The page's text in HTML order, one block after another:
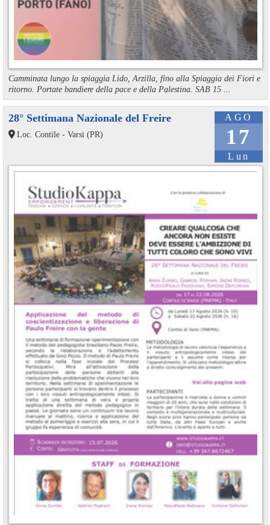
Camminata lungo la spiaggia Lido, Arzilla, fino alla Spiaggia dei Fiori e
ritorno. Portate bandiere della pace e della Palestina. SAB 15 ...
AGO
17
Lun
28° Settimana Nazionale del Freire
Loc. Contile - Varsi (PR)